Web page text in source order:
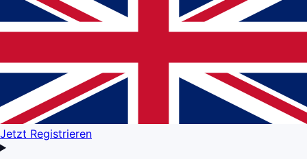
Jetzt Registrieren